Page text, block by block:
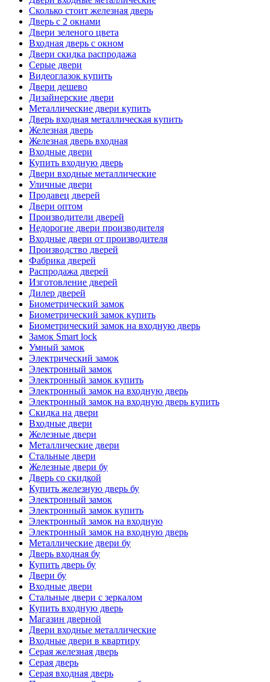
Сколько стоит железная дверь
Дверь с 2 окнами
Двери зеленого цвета
Входная дверь с окном
Двери скидка распродажа
Серые двери
Видеоглазок купить
Двери дешево
Дизайнерские двери
Металлические двери купить
Дверь входная металлическая купить
Железная дверь
Железная дверь входная
Входные двери
Купить входную дверь
Двери входные металлические
Уличные двери
Продавец дверей
Двери оптом
Производители дверей
Недорогие двери производителя
Входные двери от производителя
Производство дверей
Фабрика дверей
Распродажа дверей
Изготовление дверей
Дилер дверей
Биометрический замок
Биометрический замок купить
Биометрический замок на входную дверь
Замок Smart lock
Умный замок
Электрический замок
Электронный замок
Электронный замок купить
Электронный замок на входную дверь
Электронный замок на входную дверь купить
Скидка на двери
Входные двери
Железные двери
Металлические двери
Стальные двери
Железные двери бу
Дверь со скидкой
Купить железную дверь бу
Электронный замок
Электронный замок купить
Электронный замок на входную
Электронный замок на входную дверь
Металлические двери бу
Дверь входная бу
Купить дверь бу
Двери бу
Входные двери
Стальные двери с зеркалом
Купить входную дверь
Магазин дверной
Двери входные металлические
Входные двери в квартиру
Серая железная дверь
Серая дверь
Серая входная дверь